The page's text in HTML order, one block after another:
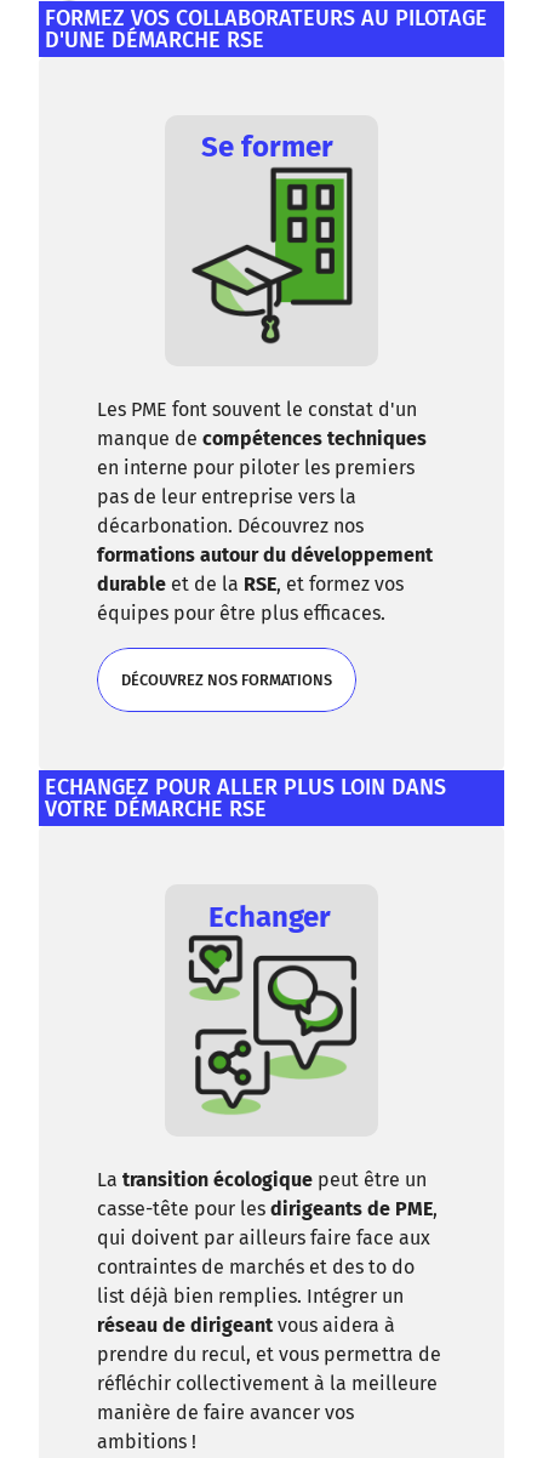
FORMEZ VOS COLLABORATEURS AU PILOTAGE
D'UNE DÉMARCHE RSE
Se former
Les PME font souvent le constat d'un
manque de compétences techniques
en interne pour piloter les premiers
pas de leur entreprise vers la
décarbonation. Découvrez nos
formations autour du développement
durable et de la RSE, et formez vos
équipes pour être plus efficaces.
DÉCOUVREZ NOS FORMATIONS
ECHANGEZ POUR ALLER PLUS LOIN DANS
VOTRE DÉMARCHE RSE
Echanger
La transition écologique peut être un
casse-tête pour les dirigeants de PME,
qui doivent par ailleurs faire face aux
contraintes de marchés et des to do
list déjà bien remplies. Intégrer un
réseau de dirigeant vous aidera à
prendre du recul, et vous permettra de
réfléchir collectivement à la meilleure
manière de faire avancer vos
ambitions !